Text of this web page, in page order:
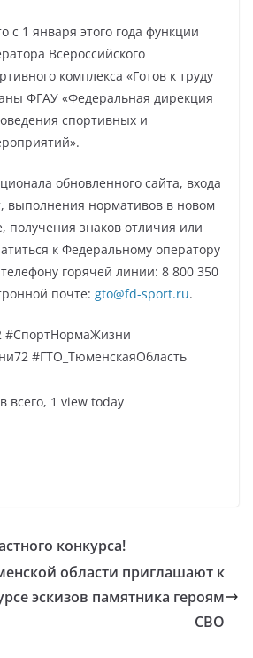
с 1 января этого года функции
Всероссийского
комплекса «Готов к труду
ФГАУ «Федеральная дирекция
спортивных и
обновленного сайта, входа
выполнения нормативов в новом
получения знаков отличия или
к Федеральному оператору
горячей линии: 8 800 350
почте: gto@fd-sport.ru.
#ГТО_ТюменскаяОбласть
всего, 1 view today
конкурса!
области приглашают к
эскизов памятника героям
СВО